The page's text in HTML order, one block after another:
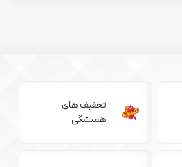
تخفیف های
همیشگی